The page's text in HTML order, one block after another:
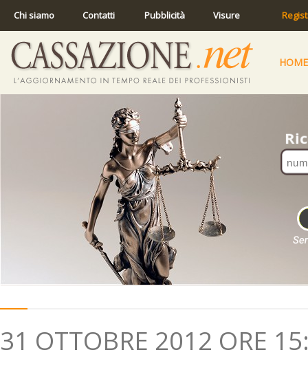
Chi siamo Contatti Pubblicità Visure
HOME
31 OTTOBRE 2012 ORE